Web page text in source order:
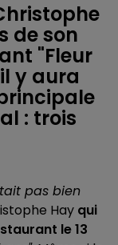
de son
"Fleur
y aura
: trois
pas bien
Hay qui
le 13